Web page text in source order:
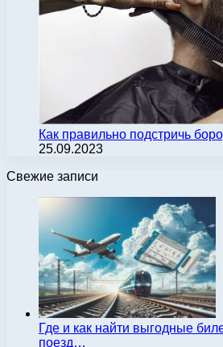
Как правильно подстричь
25.09.2023
Свежие записи
Где и как найти выгодные
поезд…